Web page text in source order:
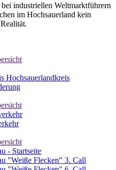
industriellen Weltmarktführern
im Hochsauerland kein
Hochsauerlandkreis
- Startseite
"Weiße Flecken" 3. Call